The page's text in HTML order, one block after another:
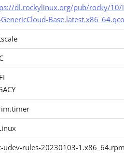
dl.rockylinux.org/pub/rocky/10/
udev-rules-20230103-